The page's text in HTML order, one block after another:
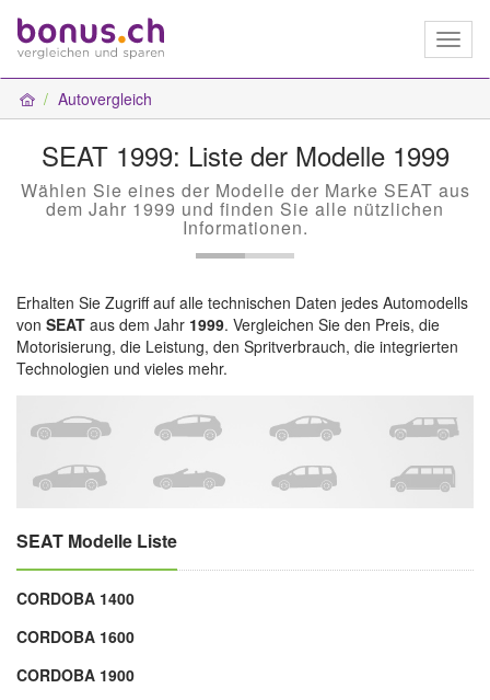
Autovergleich
SEAT 1999: Liste der Modelle 1999
Wählen Sie eines der Modelle der Marke SEAT aus
dem Jahr 1999 und finden Sie alle nützlichen
Informationen.
Erhalten Sie Zugriff auf alle technischen Daten jedes Automodells
von SEAT aus dem Jahr 1999. Vergleichen Sie den Preis, die
Motorisierung, die Leistung, den Spritverbrauch, die integrierten
Technologien und vieles mehr.
SEAT Modelle Liste
CORDOBA 1400
CORDOBA 1600
CORDOBA 1900